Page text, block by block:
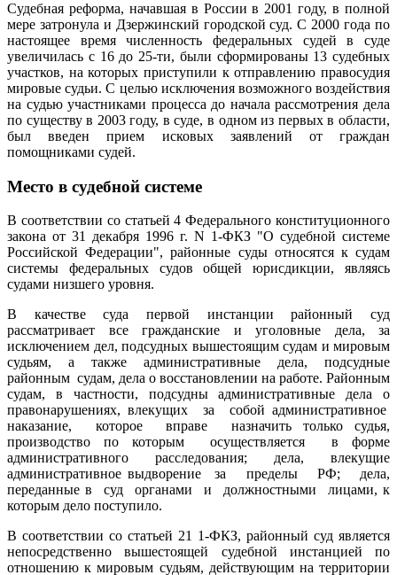
Судебная реформа, начавшая в России в 2001 году, в полной
мере затронула и Дзержинский городской суд. С 2000 года по
настоящее время численность федеральных судей в суде
увеличилась с 16 до 25-ти, были сформированы 13 судебных
участков, на которых приступили к отправлению правосудия
мировые судьи. С целью исключения возможного воздействия
на судью участниками процесса до начала рассмотрения дела
по существу в 2003 году, в суде, в одном из первых в области,
был введен прием исковых заявлений от граждан
помощниками судей.
Место в судебной системе
В соответствии со статьей 4 Федерального конституционного
закона от 31 декабря 1996 г. N 1-ФКЗ "О судебной системе
Российской Федерации", районные суды относятся к судам
системы федеральных судов общей юрисдикции, являясь
судами низшего уровня.
В качестве суда первой инстанции районный суд
рассматривает все гражданские и уголовные дела, за
исключением дел, подсудных вышестоящим судам и мировым
судьям, а также административные дела, подсудные
районным судам, дела о восстановлении на работе. Районным
судам, в частности, подсудны административные дела о
правонарушениях, влекущих за собой административное
наказание, которое вправе назначить только судья,
производство по которым осуществляется в форме
административного расследования; дела, влекущие
административное выдворение за пределы РФ; дела,
переданные в суд органами и должностными лицами, к
которым дело поступило.
В соответствии со статьей 21 1-ФКЗ, районный суд является
непосредственно вышестоящей судебной инстанцией по
отношению к мировым судьям, действующим на территории